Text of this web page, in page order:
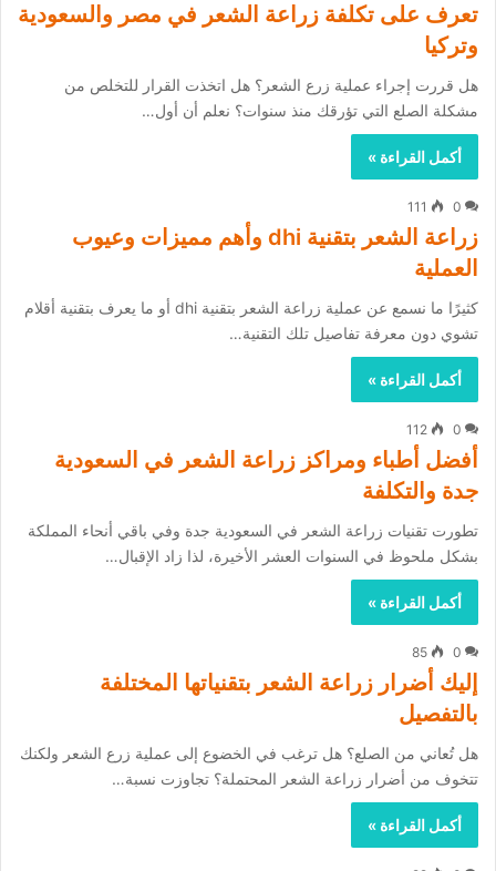
تعرف على تكلفة زراعة الشعر في مصر والسعودية
وتركيا
هل قررت إجراء عملية زرع الشعر؟ هل اتخذت القرار للتخلص من
مشكلة الصلع التي تؤرقك منذ سنوات؟ نعلم أن أول…
أكمل القراءة »
0
111
زراعة الشعر بتقنية dhi وأهم مميزات وعيوب
العملية
كثيرًا ما نسمع عن عملية زراعة الشعر بتقنية dhi أو ما يعرف بتقنية أقلام
تشوي دون معرفة تفاصيل تلك التقنية…
أكمل القراءة »
0
112
أفضل أطباء ومراكز زراعة الشعر في السعودية
جدة والتكلفة
تطورت تقنيات زراعة الشعر في السعودية جدة وفي باقي أنحاء المملكة
بشكل ملحوظ في السنوات العشر الأخيرة، لذا زاد الإقبال…
أكمل القراءة »
0
85
إليك أضرار زراعة الشعر بتقنياتها المختلفة
بالتفصيل
هل تُعاني من الصلع؟ هل ترغب في الخضوع إلى عملية زرع الشعر ولكنك
تتخوف من أضرار زراعة الشعر المحتملة؟ تجاوزت نسبة…
أكمل القراءة »